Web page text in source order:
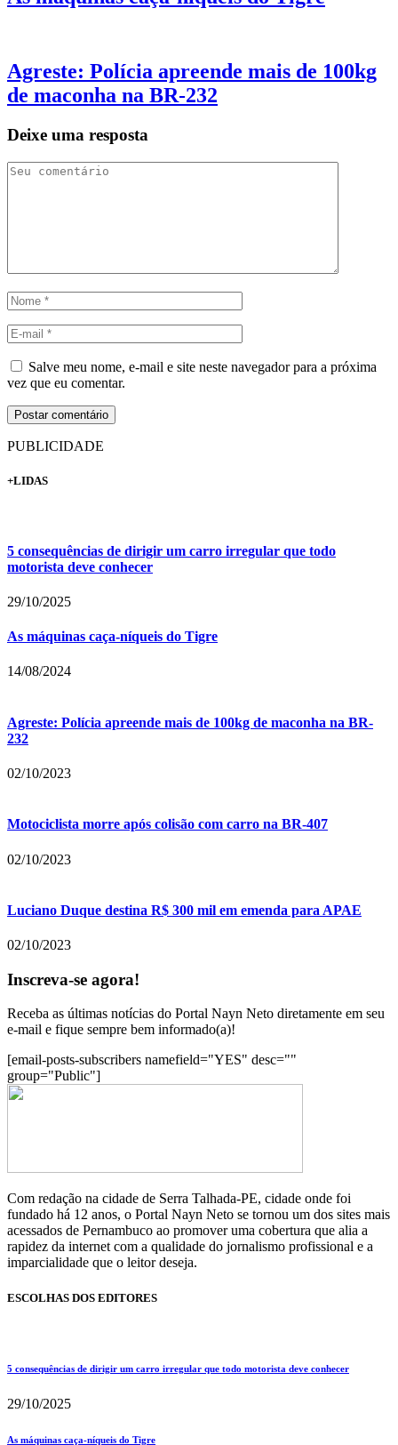
Agreste: Polícia apreende mais de 100kg
de maconha na BR-232
Deixe uma resposta
Salve meu nome, e-mail e site neste navegador para a próxima
vez que eu comentar.
PUBLICIDADE
+LIDAS
5 consequências de dirigir um carro irregular que todo
motorista deve conhecer
29/10/2025
As máquinas caça-níqueis do Tigre
14/08/2024
Agreste: Polícia apreende mais de 100kg de maconha na BR-
232
02/10/2023
Motociclista morre após colisão com carro na BR-407
02/10/2023
Luciano Duque destina R$ 300 mil em emenda para APAE
02/10/2023
Inscreva-se agora!
Receba as últimas notícias do Portal Nayn Neto diretamente em seu
e-mail e fique sempre bem informado(a)!
[email-posts-subscribers namefield="YES" desc=""
group="Public"]
Com redação na cidade de Serra Talhada-PE, cidade onde foi
fundado há 12 anos, o Portal Nayn Neto se tornou um dos sites mais
acessados de Pernambuco ao promover uma cobertura que alia a
rapidez da internet com a qualidade do jornalismo profissional e a
imparcialidade que o leitor deseja.
ESCOLHAS DOS EDITORES
5 consequências de dirigir um carro irregular que todo motorista deve conhecer
29/10/2025
As máquinas caça-níqueis do Tigre